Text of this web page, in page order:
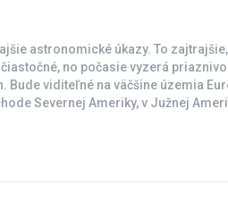
astronomické úkazy. To
no počasie vyzerá priaznivo
Bude viditeľné na väčšine územia
Severnej Ameriky, v Južnej